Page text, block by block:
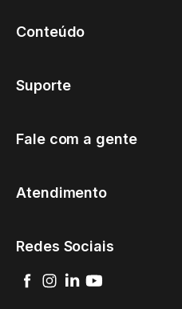
Conteúdo
Suporte
Fale com a gente
Atendimento
Redes Sociais